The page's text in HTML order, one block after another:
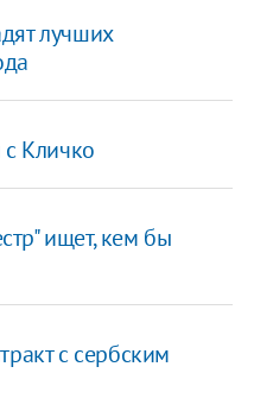
лучших
с Кличко
ищет, кем бы
с сербским